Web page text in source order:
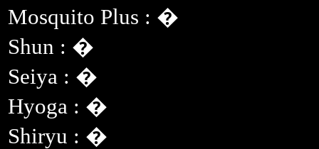
Mosquito Plus : �
Shun : �
Seiya : �
Hyoga : �
Shiryu : �